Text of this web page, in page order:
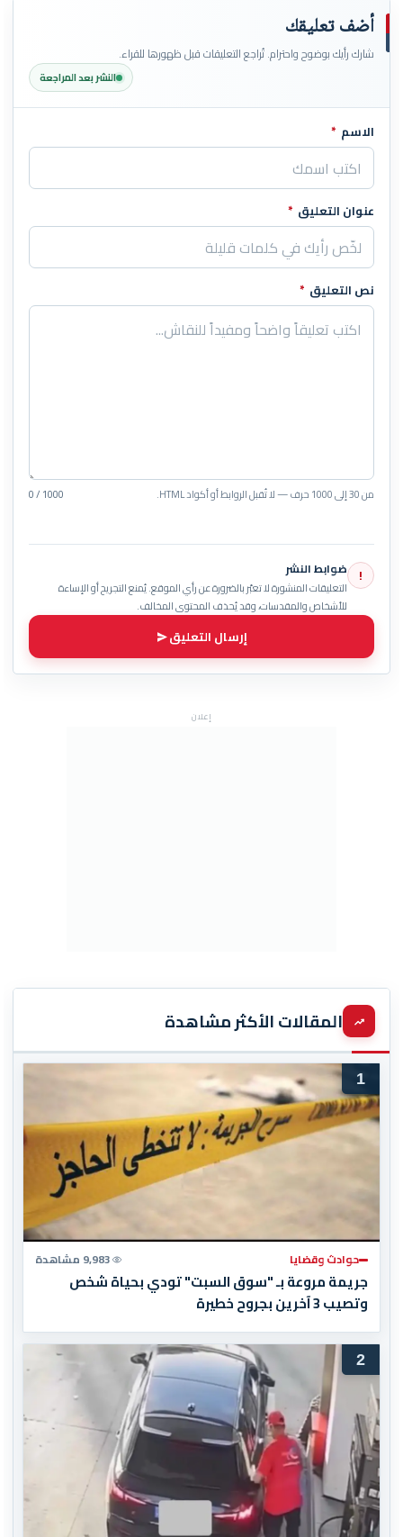
أضف تعليقك
شارك رأيك بوضوح واحترام. تُراجع التعليقات قبل ظهورها للقراء.
النشر بعد المراجعة
اترك هذا الحقل فارغاً
الاسم *
عنوان التعليق *
نص التعليق *
من 30 إلى 1000 حرف — لا تُقبل الروابط أو أكواد HTML. 0 / 1000
! ضوابط النشر
التعليقات المنشورة لا تعبّر بالضرورة عن رأي الموقع. يُمنع التجريح أو الإساءة
للأشخاص والمقدسات، وقد يُحذف المحتوى المخالف.
إرسال التعليق
إعلان
المقالات الأكثر مشاهدة
1
حوادث وقضايا 9,983 مشاهدة
جريمة مروعة بـ "سوق السبت" تودي بحياة شخص
وتصيب 3 آخرين بجروح خطيرة
2